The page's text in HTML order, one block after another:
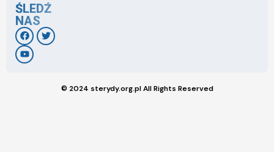
ŚLEDŹ
NAS
© 2024 sterydy.org.pl All Rights Reserved